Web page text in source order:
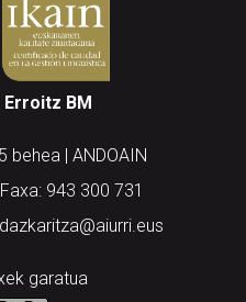
BM
behea | ANDOAIN
943 300 731
garatua